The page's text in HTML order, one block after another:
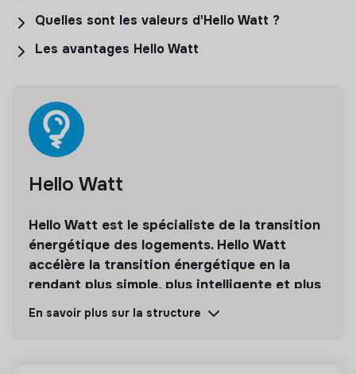
Quelles sont les valeurs d'Hello Watt ?
Les avantages Hello Watt
Hello Watt
Hello Watt est le spécialiste de la transition
énergétique des logements. Hello Watt
accélère la transition énergétique en la
rendant plus simple, plus intelligente et plus
accessible.
En savoir plus sur la structure